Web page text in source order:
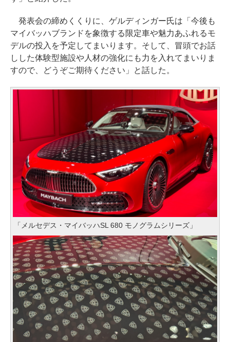
発表会の締めくくりに、ゲルディンガー氏は「今後も
マイバッハブランドを象徴する限定車や魅力あふれるモ
デルの投入を予定してまいります。そして、冒頭でお話
しした体験型施設や人材の強化にも力を入れてまいりま
すので、どうぞご期待ください」と話した。
「メルセデス・マイバッハSL 680 モノグラムシリーズ」